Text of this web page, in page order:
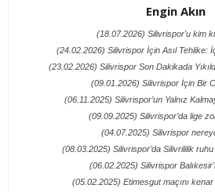
Engin Akın
(18.07.2026) Silivrispor'u kim
(24.02.2026) Silivrispor İçin Asıl Tehlike:
(23.02.2026) Silivrispor Son Dakikada
(09.01.2026) Silivrispor İçin Bir
(06.11.2025) Silivrispor’un Yalnız
(09.09.2025) Silivrispor’da lige
(04.07.2025) Silivrispor
(08.03.2025) Silivrispor’da Silivrililik
(06.02.2025) Silivrispor
(05.02.2025) Etimesgut maçını